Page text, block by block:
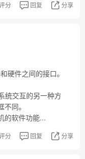
分 回复 分享
硬件之间的接口。
统交互的另一种方
同。
的软件功能...
分 回复 分享